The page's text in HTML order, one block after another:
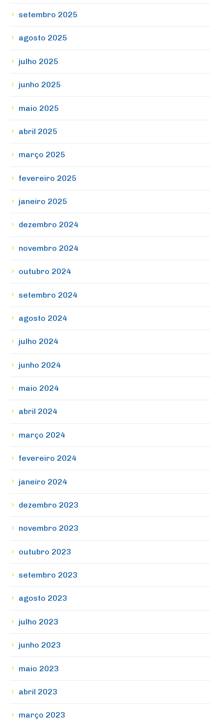
setembro 2025
agosto 2025
julho 2025
junho 2025
maio 2025
abril 2025
março 2025
fevereiro 2025
janeiro 2025
dezembro 2024
novembro 2024
outubro 2024
setembro 2024
agosto 2024
julho 2024
junho 2024
maio 2024
abril 2024
março 2024
fevereiro 2024
janeiro 2024
dezembro 2023
novembro 2023
outubro 2023
setembro 2023
agosto 2023
julho 2023
junho 2023
maio 2023
abril 2023
março 2023